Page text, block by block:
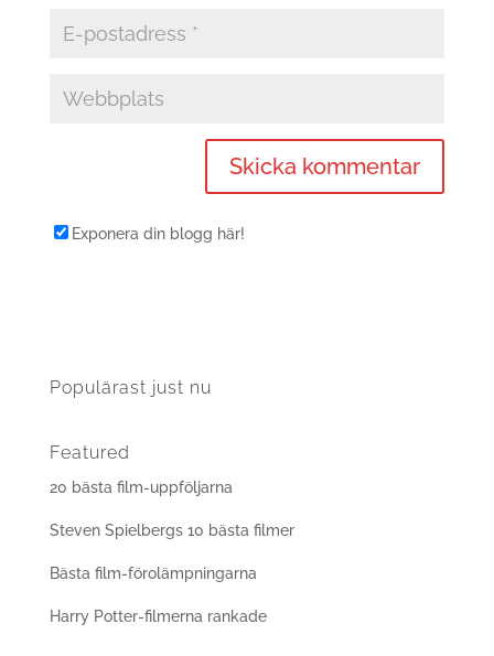
Exponera din blogg här!
Populärast just nu
Featured
20 bästa film-uppföljarna
Steven Spielbergs 10 bästa filmer
Bästa film-förolämpningarna
Harry Potter-filmerna rankade